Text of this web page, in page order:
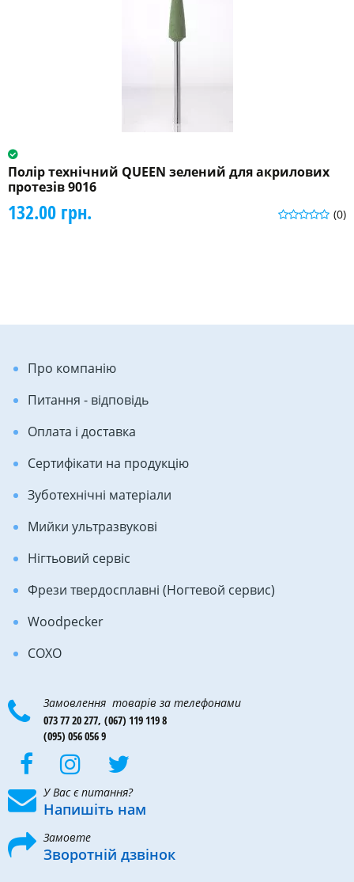
Полір технічний QUEEN зелений для акрилових
протезів 9016
(0)
132.00 грн.
Про компанію
Питання - відповідь
Оплата і доставка
Сертифікати на продукцію
Зуботехнічні матеріали
Мийки ультразвукові
Нігтьовий сервіс
Фрези твердосплавні (Ногтевой сервис)
Woodpecker
COXO
Замовлення товарів за телефонами
073 77 20 277, (067) 119 119 8
(095) 056 056 9
У Вас є питання?
Напишіть нам
Замовте
Зворотній дзвінок